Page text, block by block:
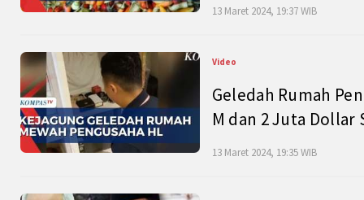
13 Maret 2024, 19:37 WIB
Video
Geledah Rumah
M dan 2 Juta Dollar
13 Maret 2024, 19:35 WIB